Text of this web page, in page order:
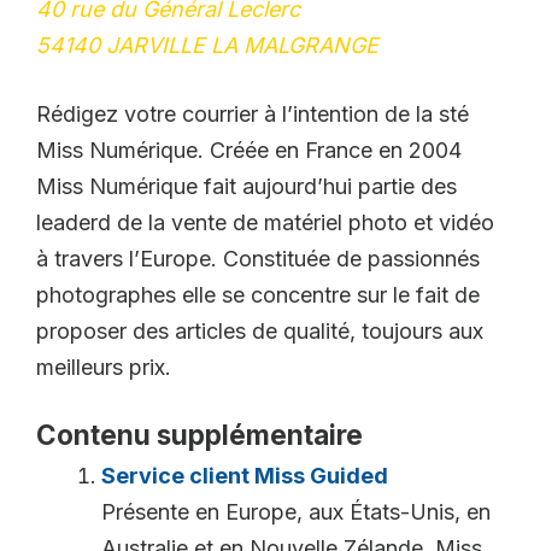
40 rue du Général Leclerc
54140 JARVILLE LA MALGRANGE
Rédigez votre courrier à l’intention de la sté
Miss Numérique. Créée en France en 2004
Miss Numérique fait aujourd’hui partie des
leaderd de la vente de matériel photo et vidéo
à travers l’Europe. Constituée de passionnés
photographes elle se concentre sur le fait de
proposer des articles de qualité, toujours aux
meilleurs prix.
Contenu supplémentaire
Service client Miss Guided
Présente en Europe, aux États-Unis, en